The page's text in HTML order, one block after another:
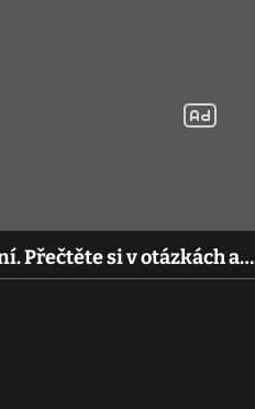
Přečtěte si v otázkách a…